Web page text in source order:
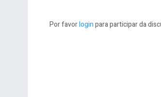
Por favorloginpara participar da